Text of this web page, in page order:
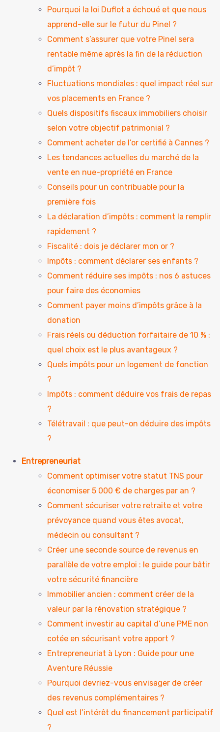
Pourquoi la loi Duflot a échoué et que nous
apprend-elle sur le futur du Pinel ?
Comment s’assurer que votre Pinel sera
rentable même après la fin de la réduction
d’impôt ?
Fluctuations mondiales : quel impact réel sur
vos placements en France ?
Quels dispositifs fiscaux immobiliers choisir
selon votre objectif patrimonial ?
Comment acheter de l’or certifié à Cannes ?
Les tendances actuelles du marché de la
vente en nue-propriété en France
Conseils pour un contribuable pour la
première fois
La déclaration d’impôts : comment la remplir
rapidement ?
Fiscalité : dois je déclarer mon or ?
Impôts : comment déclarer ses enfants ?
Comment réduire ses impôts : nos 6 astuces
pour faire des économies
Comment payer moins d’impôts grâce à la
donation
Frais réels ou déduction forfaitaire de 10 % :
quel choix est le plus avantageux ?
Quels impôts pour un logement de fonction
?
Impôts : comment déduire vos frais de repas
?
Télétravail : que peut-on déduire des impôts
?
Entrepreneuriat
Comment optimiser votre statut TNS pour
économiser 5 000 € de charges par an ?
Comment sécuriser votre retraite et votre
prévoyance quand vous êtes avocat,
médecin ou consultant ?
Créer une seconde source de revenus en
parallèle de votre emploi : le guide pour bâtir
votre sécurité financière
Immobilier ancien : comment créer de la
valeur par la rénovation stratégique ?
Comment investir au capital d’une PME non
cotée en sécurisant votre apport ?
Entrepreneuriat à Lyon : Guide pour une
Aventure Réussie
Pourquoi devriez-vous envisager de créer
des revenus complémentaires ?
Quel est l’intérêt du financement participatif
?